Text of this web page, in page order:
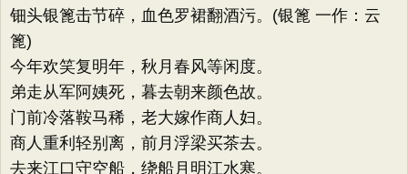
钿头银篦击节碎，血色罗裙翻酒污。(银篦 一作：云
篦)
今年欢笑复明年，秋月春风等闲度。
弟走从军阿姨死，暮去朝来颜色故。
门前冷落鞍马稀，老大嫁作商人妇。
商人重利轻别离，前月浮梁买茶去。
去来江口守空船，绕船月明江水寒。